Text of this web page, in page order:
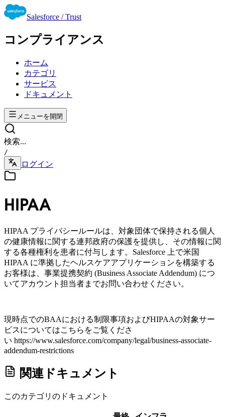
Salesforce / Trust
コンプライアンス
ホーム
カテゴリ
サービス
ドキュメント
メニューを開閉
検索...
/
ログイン
HIPAA
HIPAA プライバシールールは、対象団体で保持される個人
の健康情報に関する連邦政府の保護を提供し、その情報に関
する各種権利を患者に付与します。Salesforce 上で米国
HIPAA に準拠したヘルスケアアプリケーションを構築する
お客様は、事業提携契約 (Business Associate Addendum) につ
いてアカウント担当者までお問い合わせください。
現時点でのBAAにおける制限事項およびHIPAAの対象サー
ビスについてはこちらをご覧くださ
い https://www.salesforce.com/company/legal/business-associate-
addendum-restrictions
関連ドキュメント
このカテゴリのドキュメント